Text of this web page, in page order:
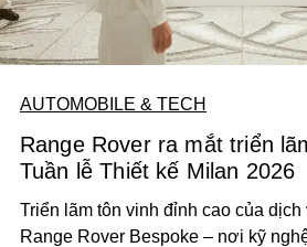
AUTOMOBILE & TECH
Range Rover ra mắt triển
Tuần lễ Thiết kế Milan 2026
Triển lãm tôn vinh đỉnh cao của dịch
Range Rover Bespoke – nơi kỹ